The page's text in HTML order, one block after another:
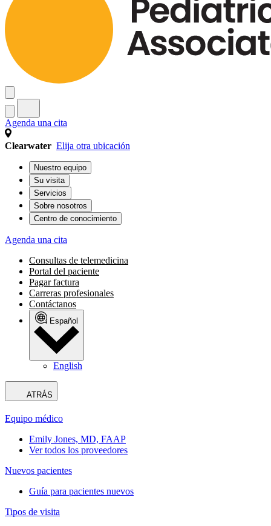
Agenda una cita
Clearwater Elija otra ubicación
Nuestro equipo
Su visita
Servicios
Sobre nosotros
Centro de conocimiento
Agenda una cita
Consultas de telemedicina
Portal del paciente
Pagar factura
Carreras profesionales
Contáctanos
Español
English
ATRÁS
Equipo médico
Emily Jones, MD, FAAP
Ver todos los proveedores
Nuevos pacientes
Guía para pacientes nuevos
Tipos de visita